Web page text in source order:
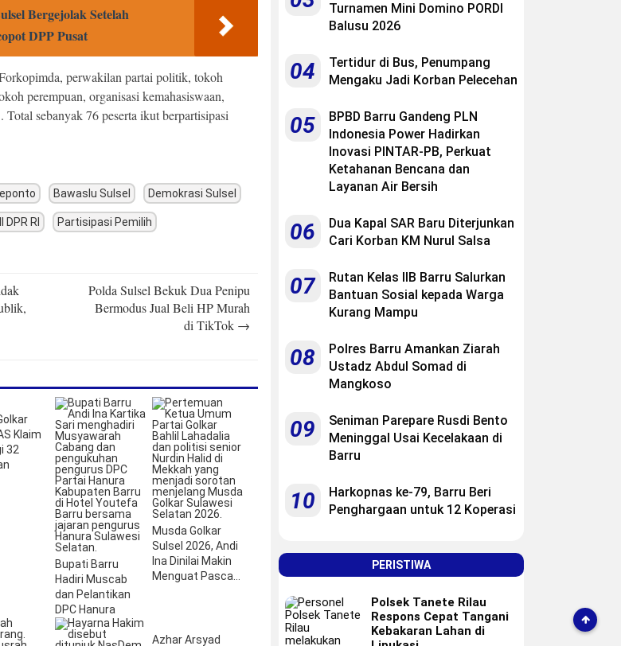
Bergejolak Setelah
DPP Pusat
perwakilan partai politik, tokoh
perempuan, organisasi kemahasiswaan,
sebanyak 76 peserta ikut berpartisipasi
Bawaslu Sulsel Demokrasi Sulsel
DPR RI Partisipasi Pemilih
Polda Sulsel Bekuk Dua Penipu
Bermodus Jual Beli HP Murah
di TikTok →
Klaim
32
Bupati Barru
Hadiri Muscab
dan Pelantikan
DPC Hanura
Musda Golkar
Sulsel 2026, Andi
Ina Dinilai Makin
Menguat Pasca
Azhar Arsyad
Turnamen Mini Domino PORDI
Balusu 2026
04
Tertidur di Bus, Penumpang
Mengaku Jadi Korban Pelecehan
05
BPBD Barru Gandeng PLN
Indonesia Power Hadirkan
Inovasi PINTAR-PB, Perkuat
Ketahanan Bencana dan
Layanan Air Bersih
06
Dua Kapal SAR Baru Diterjunkan
Cari Korban KM Nurul Salsa
07
Rutan Kelas IIB Barru Salurkan
Bantuan Sosial kepada Warga
Kurang Mampu
08
Polres Barru Amankan Ziarah
Ustadz Abdul Somad di
Mangkoso
09
Seniman Parepare Rusdi Bento
Meninggal Usai Kecelakaan di
Barru
10
Harkopnas ke-79, Barru Beri
Penghargaan untuk 12 Koperasi
PERISTIWA
Polsek Tanete Rilau
Respons Cepat Tangani
Kebakaran Lahan di